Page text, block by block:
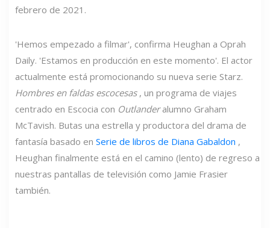
febrero de 2021.
'Hemos empezado a filmar', confirma Heughan a Oprah
Daily. 'Estamos en producción en este momento'. El actor
actualmente está promocionando su nueva serie Starz.
Hombres en faldas escocesas, un programa de viajes
centrado en Escocia con Outlanderalumno Graham
McTavish. Butas una estrella y productora del drama de
fantasía basado en Serie de libros de Diana Gabaldon ,
Heughan finalmente está en el camino (lento) de regreso a
nuestras pantallas de televisión como Jamie Frasier
también.